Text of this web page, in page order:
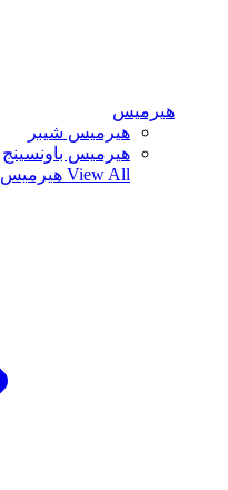
هيرميس
هيرميس شيبر
هيرميس باونسينج
View All هيرميس